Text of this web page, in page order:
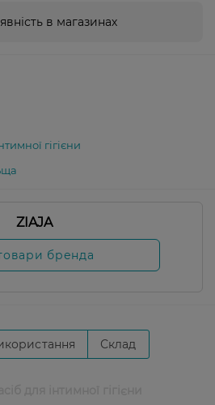
в магазинах
гігієни
ZIAJA
бренда
Склад